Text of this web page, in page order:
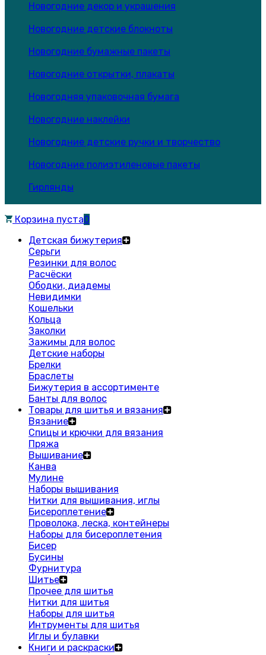
Новогодние декор и украшения
Новогодние детские блокноты
Новогодние бумажные пакеты
Новогодние открытки, плакаты
Новогодняя упаковочная бумага
Новогодние наклейки
Новогодние детские ручки и творчество
Новогодние полиэтиленовые пакеты
Гирлянды
Корзина пуста0
Детская бижутерия
Серьги
Резинки для волос
Расчёски
Ободки, диадемы
Невидимки
Кошельки
Кольца
Заколки
Зажимы для волос
Детские наборы
Брелки
Браслеты
Бижутерия в ассортименте
Банты для волос
Товары для шитья и вязания
Вязание
Спицы и крючки для вязания
Пряжа
Вышивание
Канва
Мулине
Наборы вышивания
Нитки для вышивания, иглы
Бисероплетение
Проволока, леска, контейнеры
Наборы для бисероплетения
Бисер
Бусины
Фурнитура
Шитье
Прочее для шитья
Нитки для шитья
Наборы для шитья
Интрументы для шитья
Иглы и булавки
Книги и раскраски